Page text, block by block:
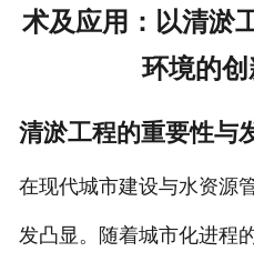
术及应用：以清淤
环境的创
清淤工程的重要性与
在现代城市建设与水资源
发凸显。随着城市化进程